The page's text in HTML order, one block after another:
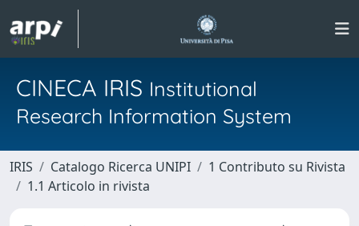
CINECA IRIS Institutional
Research Information System
IRIS Catalogo Ricerca UNIPI
1 Contributo su Rivista
1.1 Articolo in rivista